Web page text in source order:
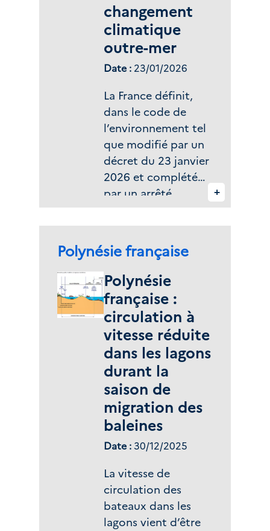
dirigées contre
l’autorisation
environnementale
et la déclaration
d’utilité publique
afférentes à
l’extension du
bassin de baignade
de Grande-Anse.
changement
climatique
outre-mer
Date : 23/01/2026
La France définit,
dans le code de
l’environnement tel
que modifié par un
décret du 23 janvier
2026 et complété
par un arrêté
ministériel du même
jour, la trajectoire
de réchauffement
de référence pour
l'adaptation au
changement
climatique, outre-
mer compris.
+
Zone(s) géographique(s) :
Polynésie française
Polynésie
française :
circulation à
vitesse réduite
dans les lagons
durant la
saison de
migration des
baleines
Date : 30/12/2025
La vitesse de
circulation des
bateaux dans les
lagons vient d’être